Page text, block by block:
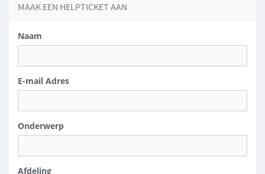
MAAK EEN HELPTICKET AAN
Naam
E-mail Adres
Onderwerp
Afdeling